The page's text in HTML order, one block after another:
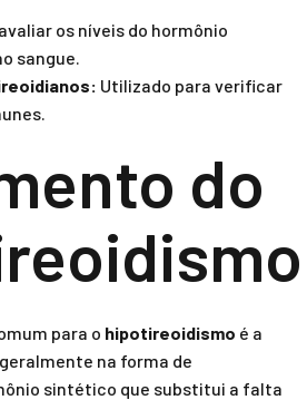
os níveis do hormônio
sangue.
Utilizado para verificar
do
para o hipotireoidismo é a
na forma de
sintético que substitui a falta